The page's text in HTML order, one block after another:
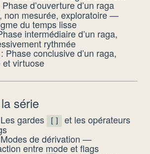
Phase d’ouverture d’un raga
non mesurée, exploratoire —
du temps lisse
intermédiaire d’un raga,
rythmée
: Phase conclusive d’un raga,
et virtuose
série
gardes [] et les opérateurs
de dérivation —
entre mode et flags